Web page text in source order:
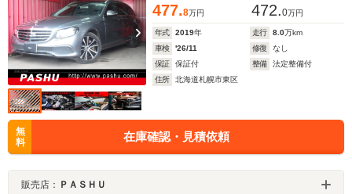
477.8万円 472.0万円
年式 2019年 走行 8.0万km
車検
'26/11 修復
なし
保証
保証付 整備
法定整備付
住所
北海道札幌市東区
無
料
在庫確認・見積依頼
販売店： ＰＡＳＨＵ